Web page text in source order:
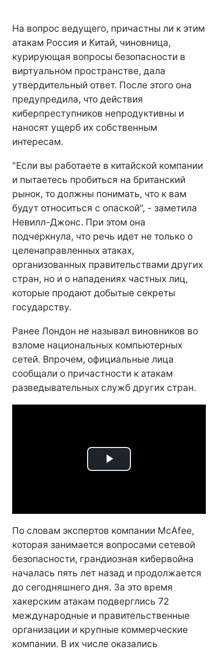
На вопрос ведущего, причастны ли к этим
атакам Россия и Китай, чиновница,
курирующая вопросы безопасности в
виртуальном пространстве, дала
утвердительный ответ. После этого она
предупредила, что действия
киберпреступников непродуктивны и
наносят ущерб их собственным
интересам.
"Если вы работаете в китайской компании
и пытаетесь пробиться на британский
рынок, то должны понимать, что к вам
будут относиться с опаской", - заметила
Невилл-Джонс. При этом она
подчеркнула, что речь идет не только о
целенаправленных атаках,
организованных правительствами других
стран, но и о нападениях частных лиц,
которые продают добытые секреты
государству.
Ранее Лондон не называл виновников во
взломе национальных компьютерных
сетей. Впрочем, официальные лица
сообщали о причастности к атакам
разведывательных служб других стран.
Play
По словам экспертов компании McAfee,
которая занимается вопросами сетевой
безопасности, грандиозная кибервойна
началась пять лет назад и продолжается
до сегодняшнего дня. За это время
хакерским атакам подверглись 72
международные и правительственные
организации и крупные коммерческие
компании. В их числе оказались